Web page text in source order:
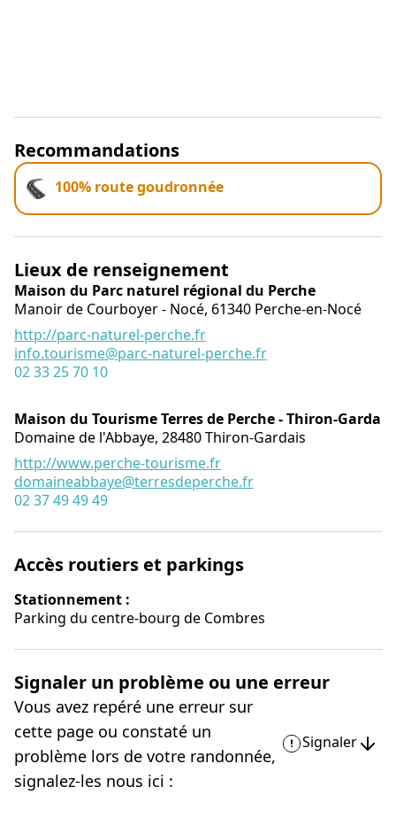
Recommandations
100% route goudronnée
Lieux de renseignement
Maison du Parc naturel régional du Perche
Manoir de Courboyer - Nocé, 61340 Perche-en-Nocé
http://parc-naturel-perche.fr
info.tourisme@parc-naturel-perche.fr
02 33 25 70 10
Maison du Tourisme Terres de Perche - Thiron-Gardais
Domaine de l'Abbaye, 28480Thiron-Gardais
http://www.perche-tourisme.fr
domaineabbaye@terresdeperche.fr
02 37 49 49 49
Accès routiers et parkings
Stationnement :
Parking du centre-bourg de Combres
Signaler un problème ou une erreur
Vous avez repéré une erreur sur
cette page ou constaté un
problème lors de votre randonnée,
signalez-les nous ici :
Signaler